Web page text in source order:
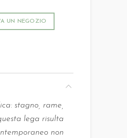
UN NEGOZIO
stagno, rame,
lega risulta
non